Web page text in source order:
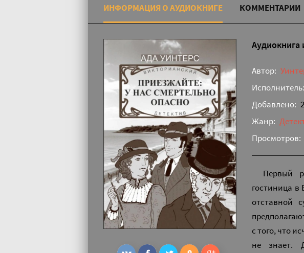
ИНФОРМАЦИЯ О АУДИОКНИГЕ КОММЕНТАРИИ
Аудиокнига
Автор:
Исполнитель:
Добавлено:
Жанр:
Просмотров:
Первый
гостиница в
отставной
с того, что
не знает.